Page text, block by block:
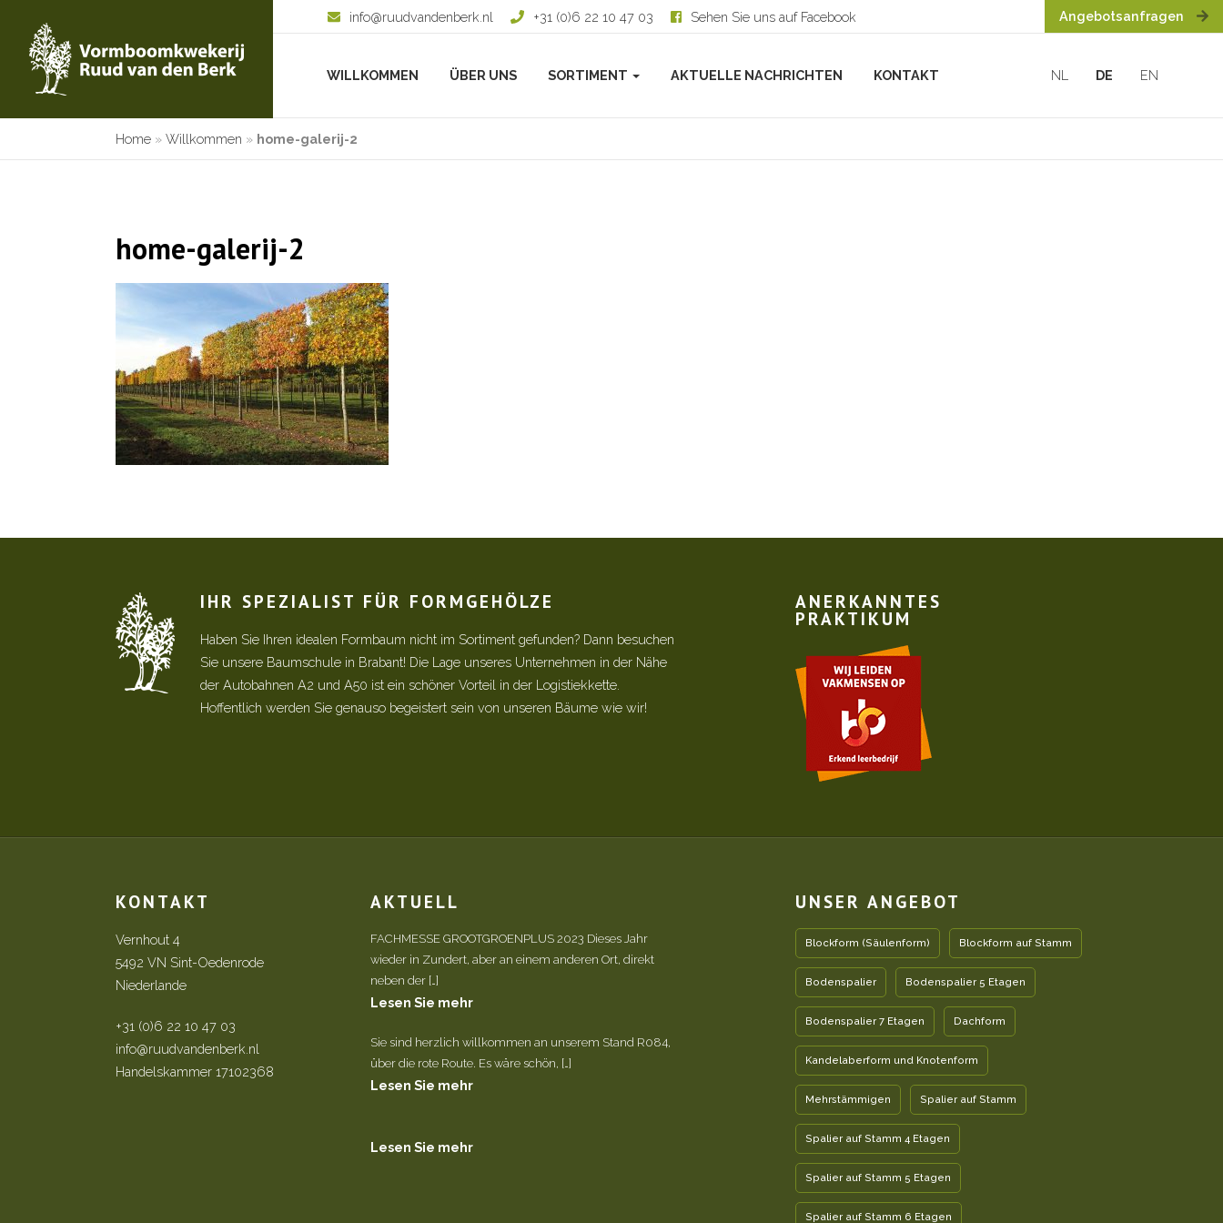
info@ruudvandenberk.nl +31 (0)6 22 10 47 03 Sehen Sie uns auf Facebook Angebotsanfragen
WILLKOMMEN ÜBER UNS SORTIMENT AKTUELLE NACHRICHTEN KONTAKT NL DE EN
Home » Willkommen » home-galerij-2
home-galerij-2
IHR SPEZIALIST FÜR FORMGEHÖLZE
Haben Sie Ihren idealen Formbaum nicht im Sortiment gefunden? Dann besuchen
Sie unsere Baumschule in Brabant! Die Lage unseres Unternehmen in der Nähe
der Autobahnen A2 und A50 ist ein schöner Vorteil in der Logistiekkette.
Hoffentlich werden Sie genauso begeistert sein von unseren Bäume wie wir!
ANERKANNTES
PRAKTIKUM
KONTAKT
Vernhout 4
5492 VN Sint-Oedenrode
Niederlande
+31 (0)6 22 10 47 03
info@ruudvandenberk.nl
Handelskammer 17102368
AKTUELL
FACHMESSE GROOTGROENPLUS 2023 Dieses Jahr
wieder in Zundert, aber an einem anderen Ort, direkt
neben der […]
Lesen Sie mehr
Sie sind herzlich willkommen an unserem Stand R084,
über die rote Route. Es wäre schön, […]
Lesen Sie mehr
Lesen Sie mehr
UNSER ANGEBOT
Blockform (Säulenform) Blockform auf Stamm
Bodenspalier Bodenspalier 5 Etagen
Bodenspalier 7 Etagen Dachform
Kandelaberform und Knotenform
Mehrstämmigen Spalier auf Stamm
Spalier auf Stamm 4 Etagen
Spalier auf Stamm 5 Etagen
Spalier auf Stamm 6 Etagen